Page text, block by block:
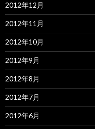
2012年12月
2012年11月
2012年10月
2012年9月
2012年8月
2012年7月
2012年6月